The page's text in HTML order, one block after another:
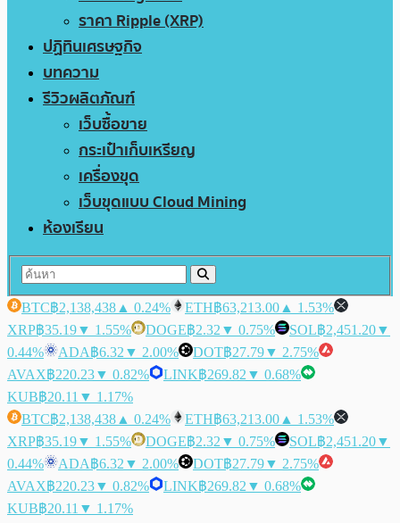
ราคา Ripple (XRP)
ปฏิทินเศรษฐกิจ
บทความ
รีวิวผลิตภัณฑ์
เว็บซื้อขาย
กระเป๋าเก็บเหรียญ
เครื่องขุด
เว็บขุดแบบ Cloud Mining
ห้องเรียน
BTC฿2,138,438 ▲ 0.24% ETH฿63,213.00 ▲ 1.53%
XRP฿35.19▼ 1.55% DOGE฿2.32 ▼ 0.75% SOL฿2,451.20▼
0.44%
ADA฿6.32 ▼ 2.00% DOT฿27.79▼ 2.75%
AVAX฿220.23▼ 0.82% LINK฿269.82 ▼ 0.68%
KUB฿20.11 ▼ 1.17%
BTC฿2,138,438 ▲ 0.24% ETH฿63,213.00 ▲ 1.53%
XRP฿35.19▼ 1.55% DOGE฿2.32 ▼ 0.75% SOL฿2,451.20▼
0.44%
ADA฿6.32 ▼ 2.00% DOT฿27.79▼ 2.75%
AVAX฿220.23▼ 0.82% LINK฿269.82 ▼ 0.68%
KUB฿20.11 ▼ 1.17%